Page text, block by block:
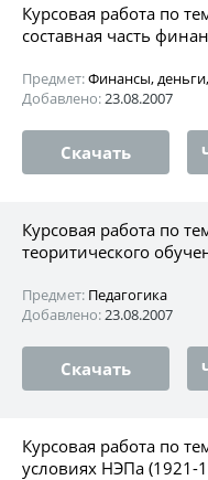
Курсовая работа по
составная часть
Предмет:Финансы,
Добавлено:23.08.2007
Скачать
Курсовая работа по
теоритического
Предмет: Педагогика
Добавлено:23.08.2007
Скачать
Курсовая работа по
условиях НЭПа (1921-